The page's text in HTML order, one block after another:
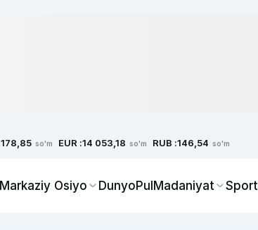
so'm EUR :14 053,18 so'm RUB :146,54 so'm
Markaziy Osiyo DunyoPulMadaniyat Sport